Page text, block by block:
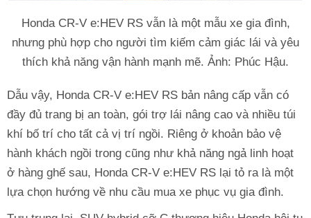
Honda CR-V e:HEV RS vẫn là một mẫu xe gia đình,
nhưng phù hợp cho người tìm kiếm cảm giác lái và yêu
thích khả năng vận hành mạnh mẽ. Ảnh: Phúc Hậu.
Dẫu vậy, Honda CR-V e:HEV RS bản nâng cấp vẫn có
đầy đủ trang bị an toàn, gói trợ lái nâng cao và nhiều túi
khí bố trí cho tất cả vị trí ngồi. Riêng ở khoản bảo vệ
hành khách ngồi trong cũng như khả năng ngả linh hoạt
ở hàng ghế sau, Honda CR-V e:HEV RS lại tỏ ra là một
lựa chọn hướng về nhu cầu mua xe phục vụ gia đình.